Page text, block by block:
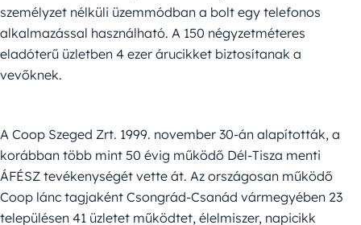
személyzet nélküli üzemmódban a bolt egy telefonos
alkalmazással használható. A 150 négyzetméteres
eladóterű üzletben 4 ezer árucikket biztosítanak a
vevőknek.
A Coop Szeged Zrt. 1999. november 30-án alapították, a
korábban több mint 50 évig működő Dél-Tisza menti
ÁFÉSZ tevékenységét vette át. Az országosan működő
Coop lánc tagjaként Csongrád-Csanád vármegyében 23
településen 41 üzletet működtet, élelmiszer, napicikk